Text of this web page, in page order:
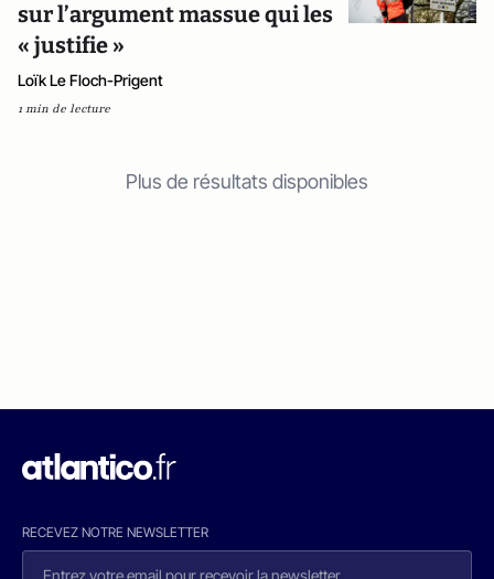
sur l’argument massue qui les
« justifie »
Loïk Le Floch-Prigent
1 min de lecture
Plus de résultats disponibles
RECEVEZ NOTRE NEWSLETTER